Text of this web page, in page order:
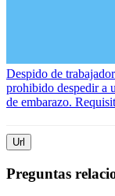
Despido de
prohibido despedir a
de embarazo.
Url
Preguntas